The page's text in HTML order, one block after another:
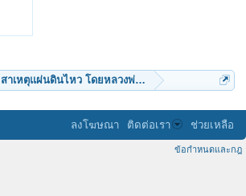
สาเหตุแผ่นดินไหว โดยหลวงพ่อฤาษี วัดท่าซุง
ลงโฆษณา ติดต่อเรา ช่วยเหลือ
ข้อกำหนดและกฎ